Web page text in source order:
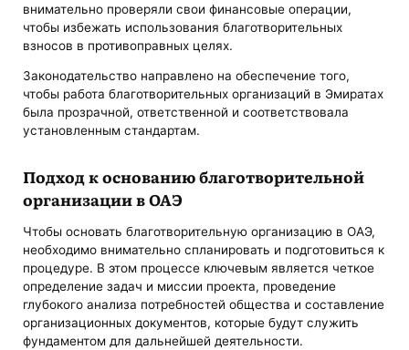
внимательно проверяли свои финансовые операции,
чтобы избежать использования благотворительных
взносов в противоправных целях.
Законодательство направлено на обеспечение того,
чтобы работа благотворительных организаций в Эмиратах
была прозрачной, ответственной и соответствовала
установленным стандартам.
Подход к основанию благотворительной
организации в ОАЭ
Чтобы основать благотворительную организацию в ОАЭ,
необходимо внимательно спланировать и подготовиться к
процедуре. В этом процессе ключевым является четкое
определение задач и миссии проекта, проведение
глубокого анализа потребностей общества и составление
организационных документов, которые будут служить
фундаментом для дальнейшей деятельности.